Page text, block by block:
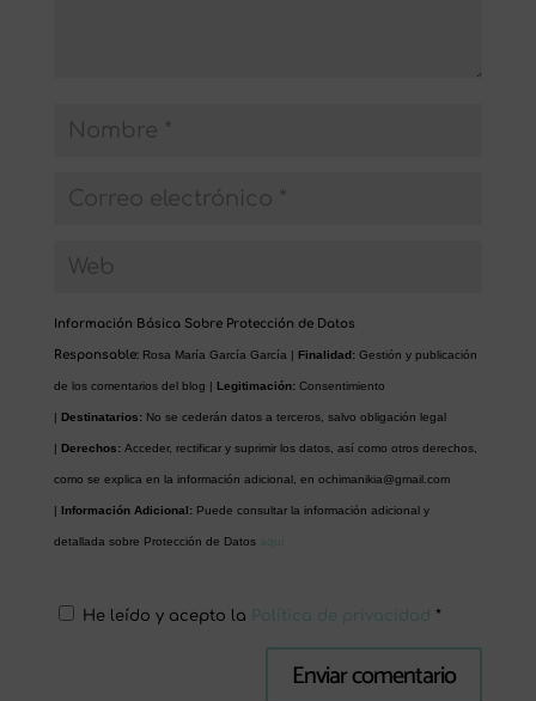
Información Básica Sobre Protección de Datos
Responsable: Rosa María García García | Finalidad: Gestión y publicación
de los comentarios del blog | Legitimación: Consentimiento
| Destinatarios: No se cederán datos a terceros, salvo obligación legal
| Derechos: Acceder, rectificar y suprimir los datos, así como otros derechos,
como se explica en la información adicional, en ochimanikia@gmail.com
| Información Adicional: Puede consultar la información adicional y
detallada sobre Protección de Datos aquí
He leído y acepto la Política de privacidad *